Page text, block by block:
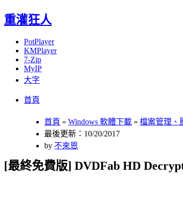
重灌狂人
PotPlayer
KMPlayer
7-Zip
MyIP
大字
首頁
首頁 » Windows 軟體下載 » 檔案管理、
最後更新：10/20/2017
by 不來恩
[最終免費版] DVDFab HD